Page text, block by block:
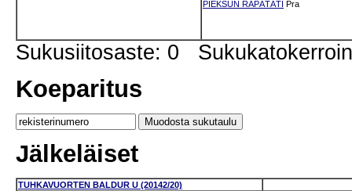
PIEKSUN RÄPÄTÄTI Pra
Sukusiitosaste: 0
Koeparitus
Jälkeläiset
TUHKAVUORTEN BALDUR U (20142/20)